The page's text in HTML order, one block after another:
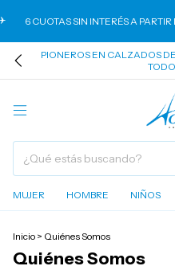
6 CUOTAS SIN INTERÉS A PARTIR
PIONEROS EN CALZADOS
MUJER HOMBRE NIÑOS
Inicio > Quiénes Somos
Quiénes Somos